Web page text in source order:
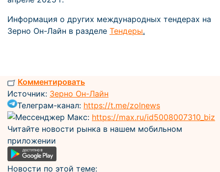
Информация о других международных тендерах на
Зерно Он-Лайн в разделе Тендеры.
Комментировать
Источник: Зерно Он-Лайн
Телеграм-канал: https://t.me/zolnews
Мессенджер Макс: https://max.ru/id5008007310_biz
Читайте новости рынка в нашем мобильном
приложении
Новости по этой теме: